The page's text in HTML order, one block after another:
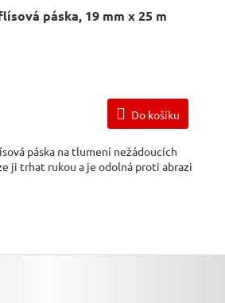
páska, 19 mm x 25 m
Do košíku
páska na tlumení nežádoucích
ji trhat rukou a je odolná proti abrazi